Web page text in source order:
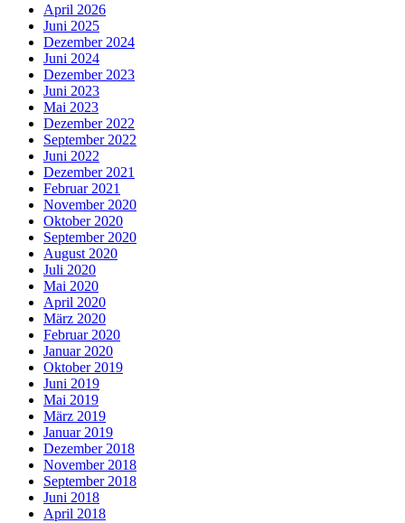
April 2026
Juni 2025
Dezember 2024
Juni 2024
Dezember 2023
Juni 2023
Mai 2023
Dezember 2022
September 2022
Juni 2022
Dezember 2021
Februar 2021
November 2020
Oktober 2020
September 2020
August 2020
Juli 2020
Mai 2020
April 2020
März 2020
Februar 2020
Januar 2020
Oktober 2019
Juni 2019
Mai 2019
März 2019
Januar 2019
Dezember 2018
November 2018
September 2018
Juni 2018
April 2018